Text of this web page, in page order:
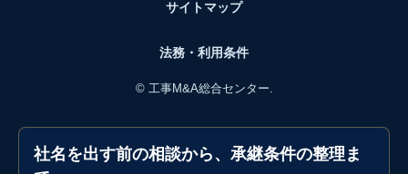
サイトマップ
法務・利用条件
©工事M&A総合センター.
社名を出す前の相談から、承継条件の整理ま